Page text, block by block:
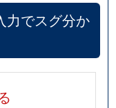
力でスグ分か